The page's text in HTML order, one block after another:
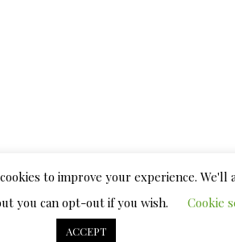
to improve your experience. We'll
you can opt-out if you wish.
Cookie
ACCEPT